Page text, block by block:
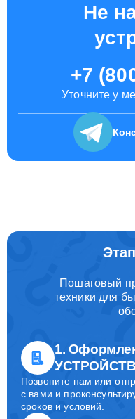
Не
+7
Уточните у
Пошаговый
техники для
1.
Позвоните нам или
с вами и
сроков и условий.